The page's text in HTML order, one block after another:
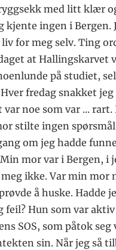
med litt klær
kjente ingen i
for meg selv. Ting
at Hallingskarvet
på studiet,
fredag snakket
noe som var ...
stilte ingen
om jeg hadde
mor var i Bergen,
ikke. Var min mor
å huske. Hadde
feil? Hun som var
SOS, som påtok seg
sin. Når jeg så